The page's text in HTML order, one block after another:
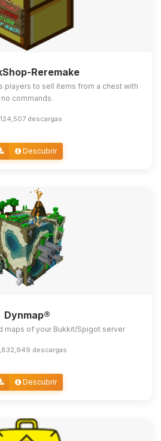
Reremake
players to sell items from a chest with
no commands.
descargas
Descubrir
Dynmap®
maps of your Bukkit/Spigot server
descargas
Descubrir